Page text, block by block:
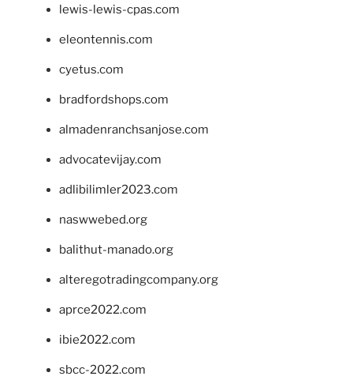
lewis-lewis-cpas.com
eleontennis.com
cyetus.com
bradfordshops.com
almadenranchsanjose.com
advocatevijay.com
adlibilimler2023.com
naswwebed.org
balithut-manado.org
alteregotradingcompany.org
aprce2022.com
ibie2022.com
sbcc-2022.com